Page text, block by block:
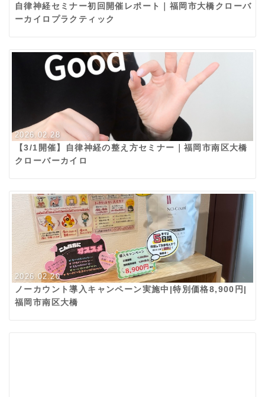
自律神経セミナー初回開催レポート｜福岡市大橋クローバ
ーカイロプラクティック
2026.02.28
【3/1開催】自律神経の整え方セミナー｜福岡市南区大橋
クローバーカイロ
2026.02.20
ノーカウント導入キャンペーン実施中|特別価格8,900円|
福岡市南区大橋